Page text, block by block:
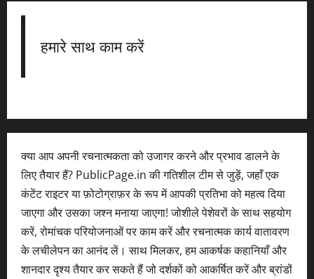
हमारे साथ काम करें
क्या आप अपनी रचनात्मकता को उजागर करने और प्रभाव डालने के
लिए तैयार हैं? PublicPage.in की गतिशील टीम से जुड़ें, जहाँ एक
कंटेंट राइटर या फ़ोटोग्राफ़र के रूप में आपकी प्रतिभा को महत्व दिया
जाएगा और उसका जश्न मनाया जाएगा! जोशीले पेशेवरों के साथ सहयोग
करें, रोमांचक परियोजनाओं पर काम करें और रचनात्मक कार्य वातावरण
के लचीलेपन का आनंद लें। साथ मिलकर, हम आकर्षक कहानियाँ और
शानदार दृश्य तैयार कर सकते हैं जो दर्शकों को आकर्षित करें और ब्रांडों